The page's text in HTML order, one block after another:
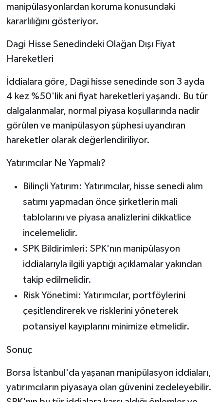
manipülasyonlardan koruma konusundaki
kararlılığını gösteriyor.
Dagi Hisse Senedindeki Olağan Dışı Fiyat
Hareketleri
İddialara göre, Dagi hisse senedinde son 3 ayda
4 kez %50'lik ani fiyat hareketleri yaşandı. Bu tür
dalgalanmalar, normal piyasa koşullarında nadir
görülen ve manipülasyon şüphesi uyandıran
hareketler olarak değerlendiriliyor.
Yatırımcılar Ne Yapmalı?
Bilinçli Yatırım: Yatırımcılar, hisse senedi alım
satımı yapmadan önce şirketlerin mali
tablolarını ve piyasa analizlerini dikkatlice
incelemelidir.
SPK Bildirimleri: SPK'nın manipülasyon
iddialarıyla ilgili yaptığı açıklamalar yakından
takip edilmelidir.
Risk Yönetimi: Yatırımcılar, portföylerini
çeşitlendirerek ve risklerini yöneterek
potansiyel kayıplarını minimize etmelidir.
Sonuç
Borsa İstanbul'da yaşanan manipülasyon iddiaları,
yatırımcıların piyasaya olan güvenini zedeleyebilir.